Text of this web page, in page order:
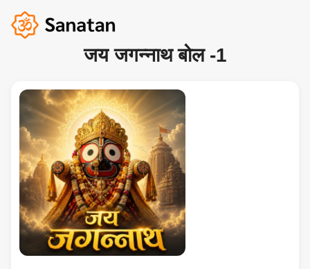
जय जगन्नाथ बोल -1